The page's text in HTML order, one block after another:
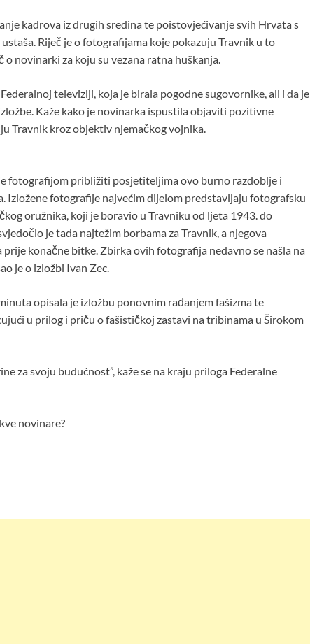
kadrova iz drugih sredina te poistovjećivanje svih Hrvata s
Riječ je o fotografijama koje pokazuju Travnik u to
o novinarki za koju su vezana ratna huškanja.
televiziji, koja je birala pogodne sugovornike, ali i da je
Kaže kako je novinarka ispustila objaviti pozitivne
Travnik kroz objektiv njemačkog vojnika.
je fotografijom približiti posjetiteljima ovo burno razdoblje i
Izložene fotografije najvećim dijelom predstavljaju fotografsku
oružnika, koji je boravio u Travniku od ljeta 1943. do
je tada najtežim borbama za Travnik, a njegova
konačne bitke. Zbirka ovih fotografija nedavno se našla na
je o izložbi Ivan Zec.
opisala je izložbu ponovnim rađanjem fašizma te
u prilog i priču o fašističkoj zastavi na tribinama u Širokom
za svoju budućnost”, kaže se na kraju priloga Federalne
novinare?